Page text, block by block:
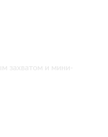
захватом и мини-